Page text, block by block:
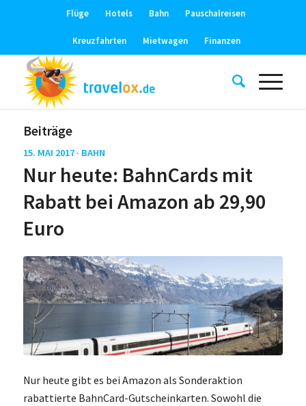
Flüge Hotels Bahn Pauschalreisen
Kreuzfahrten Mietwagen Finanzen
Beiträge
15. MAI 2017 · BAHN
Nur heute: BahnCards mit
Rabatt bei Amazon ab 29,90
Euro
Nur heute gibt es bei Amazon als Sonderaktion
rabattierte BahnCard-Gutscheinkarten. Sowohl die